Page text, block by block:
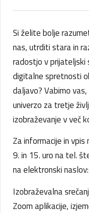
Si želite bolje
nas, utrditi stara in
radostjo v prijateljski
digitalne spretnosti
daljavo? Vabimo
univerzo za tretje
izobraževanje v več
Za informacije in
9. in 15. uro na tel.
na elektronski naslov:
Izobraževalna
Zoom aplikacije,